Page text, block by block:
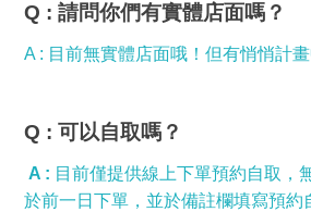
Q : 請問你們有實體店面嗎？
A : 目前無實體店面哦！但有悄悄計
Q : 可以自取嗎？
A : 目前僅提供線上下單預約自取，
於前一日下單，並於備註欄填寫預約